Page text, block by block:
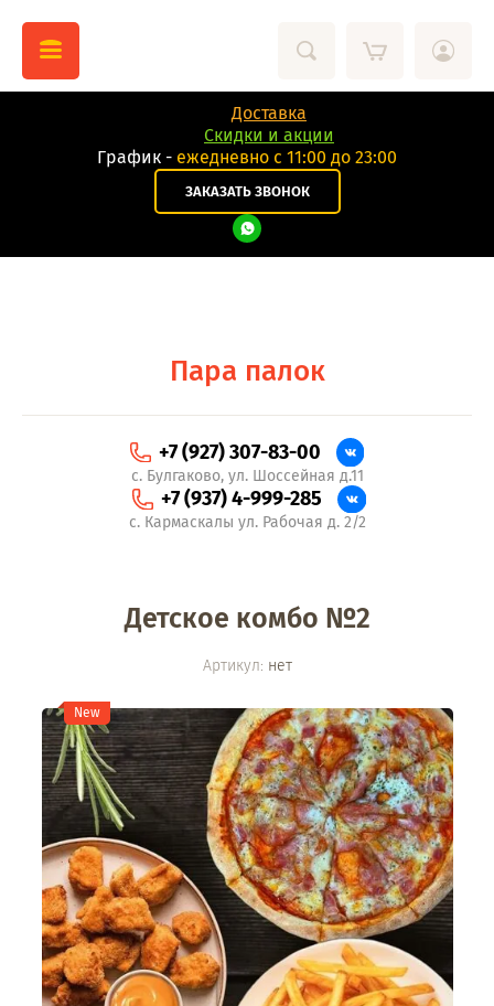
Доставка
Скидки и акции
График - eжедневно с 11:00 до 23:00
ЗАКАЗАТЬ ЗВОНОК
Пара палок
+7 (927) 307-83-00
с. Булгаково, ул. Шоссейная д.11
+7 (937) 4-999-285
с. Кармаскалы ул. Рабочая д. 2/2
Детское комбо №2
Артикул: нет
New